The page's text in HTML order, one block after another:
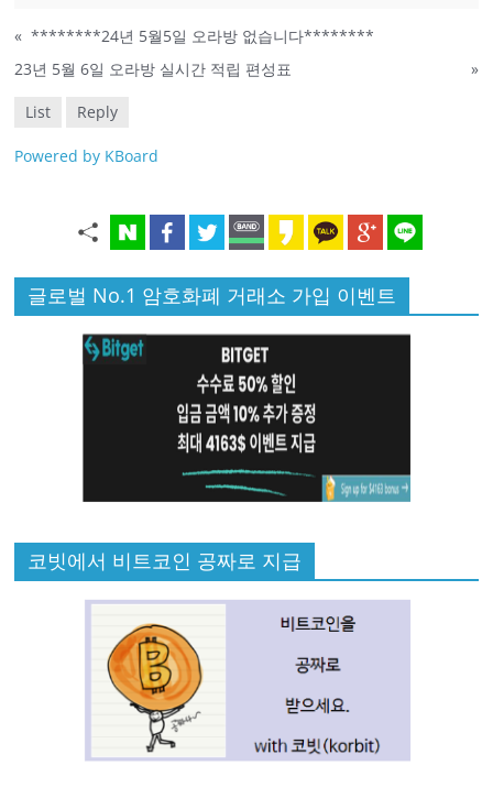
« ********24년 5월5일 오라방 없습니다********
23년 5월 6일 오라방 실시간 적립 편성표
»
List Reply
Powered by KBoard
글로벌 No.1 암호화폐 거래소 가입 이벤트
코빗에서 비트코인 공짜로 지급